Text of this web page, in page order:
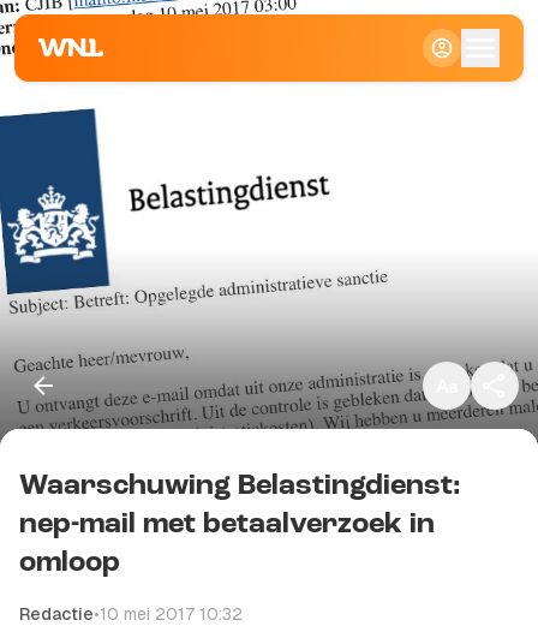
Klein
Kopieer link
Waarschuwing Belastingdienst:
nep-mail met betaalverzoek in
omloop
Redactie•10 mei 2017 10:32